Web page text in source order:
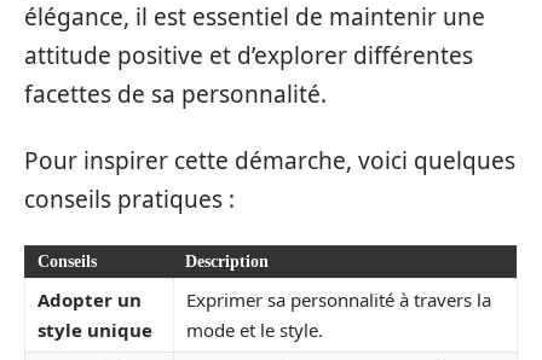
élégance, il est essentiel de maintenir une
attitude positive et d’explorer différentes
facettes de sa personnalité.
Pour inspirer cette démarche, voici quelques
conseils pratiques :
Conseils Description
Adopter un
style unique
Exprimer sa personnalité à travers la
mode et le style.